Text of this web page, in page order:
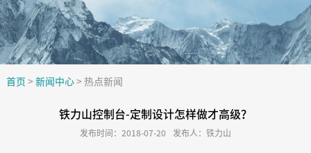
首页 > 新闻中心> 热点新闻
铁力山控制台-定制设计怎样做才高级？
发布时间：2018-07-20 发布人：铁力山